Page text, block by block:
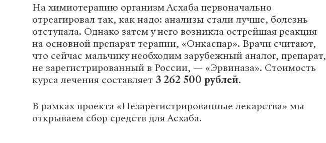
На химиотерапию организм Асхаба первоначально
отреагировал так, как надо: анализы стали лучше, болезнь
отступала. Однако затем у него возникла острейшая реакция
на основной препарат терапии, «Онкаспар». Врачи считают,
что сейчас мальчику необходим зарубежный аналог, препарат,
не зарегистрированный в России, — «Эрвиназа». Стоимость
курса лечения составляет 3 262 500 рублей.
В рамках проекта «Незарегистрированные лекарства» мы
открываем сбор средств для Асхаба.